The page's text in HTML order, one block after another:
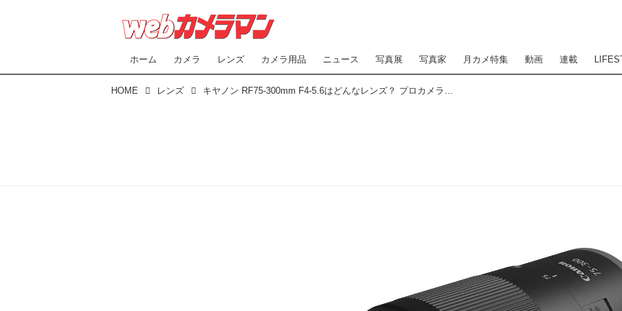
ホーム カメラ レンズ カメラ用品 ニュース 写真展 写真家 月カメ特集 動画 連載
HOME レンズ キヤノン RF75-300mm F4-5.6はどんなレンズ？ プロカメラマンが実写して徹底解説！